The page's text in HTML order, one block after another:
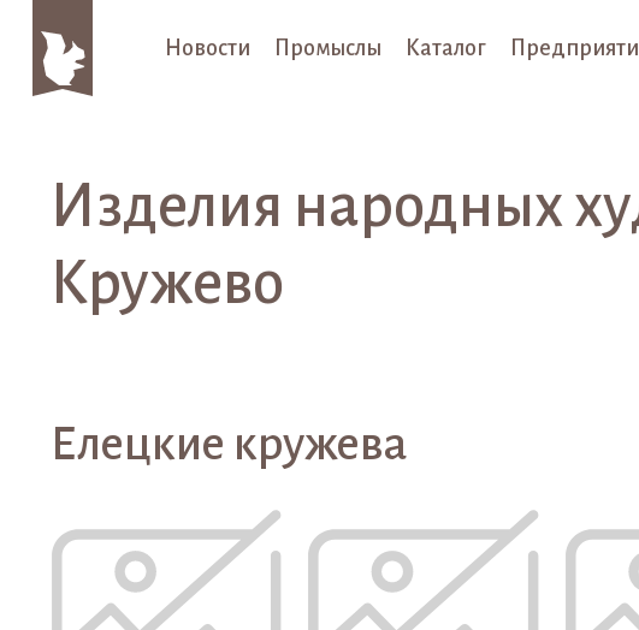
Новости Промыслы Каталог
Изделия народных
Кружево
Елецкие кружева